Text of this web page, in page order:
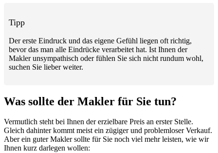
Tipp
Der erste Eindruck und das eigene Gefühl liegen oft richtig,
bevor das man alle Eindrücke verarbeitet hat. Ist Ihnen der
Makler unsympathisch oder fühlen Sie sich nicht rundum wohl,
suchen Sie lieber weiter.
Was sollte der Makler für Sie tun?
Vermutlich steht bei Ihnen der erzielbare Preis an erster Stelle.
Gleich dahinter kommt meist ein zügiger und problemloser Verkauf.
Aber ein guter Makler sollte für Sie noch viel mehr leisten, wie wir
Ihnen kurz darlegen wollen: